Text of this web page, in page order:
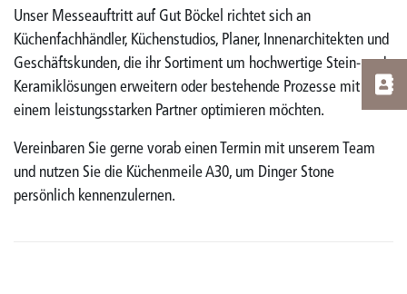
Unser Messeauftritt auf Gut Böckel richtet sich an
Küchenfachhändler, Küchenstudios, Planer, Innenarchitekten und
Geschäftskunden, die ihr Sortiment um hochwertige Stein- und
Keramiklösungen erweitern oder bestehende Prozesse mit
einem leistungsstarken Partner optimieren möchten.
Vereinbaren Sie gerne vorab einen Termin mit unserem Team
und nutzen Sie die Küchenmeile A30, um Dinger Stone
persönlich kennenzulernen.